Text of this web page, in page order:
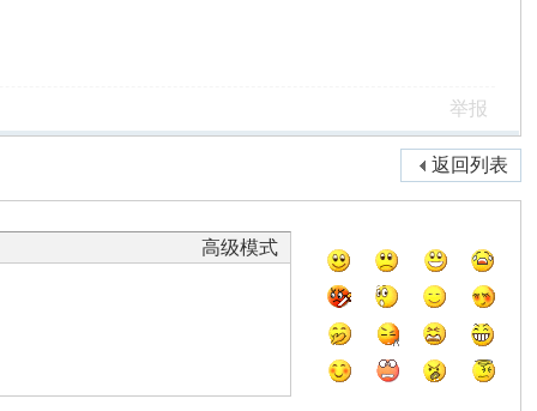
举报
返回列表
高级模式